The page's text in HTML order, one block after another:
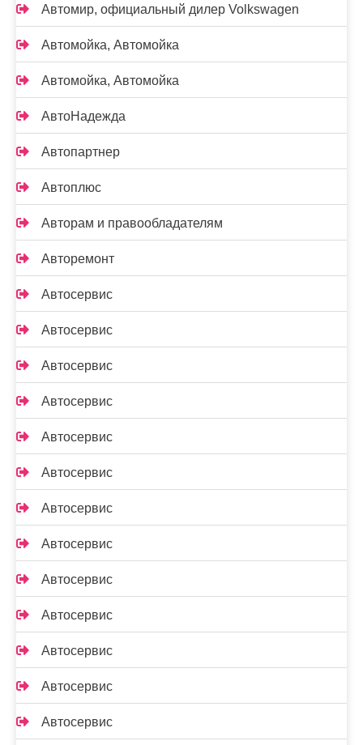
Автомир, официальный дилер Volkswagen
Автомойка, Автомойка
Автомойка, Автомойка
АвтоНадежда
Автопартнер
Автоплюс
Авторам и правообладателям
Авторемонт
Автосервис
Автосервис
Автосервис
Автосервис
Автосервис
Автосервис
Автосервис
Автосервис
Автосервис
Автосервис
Автосервис
Автосервис
Автосервис